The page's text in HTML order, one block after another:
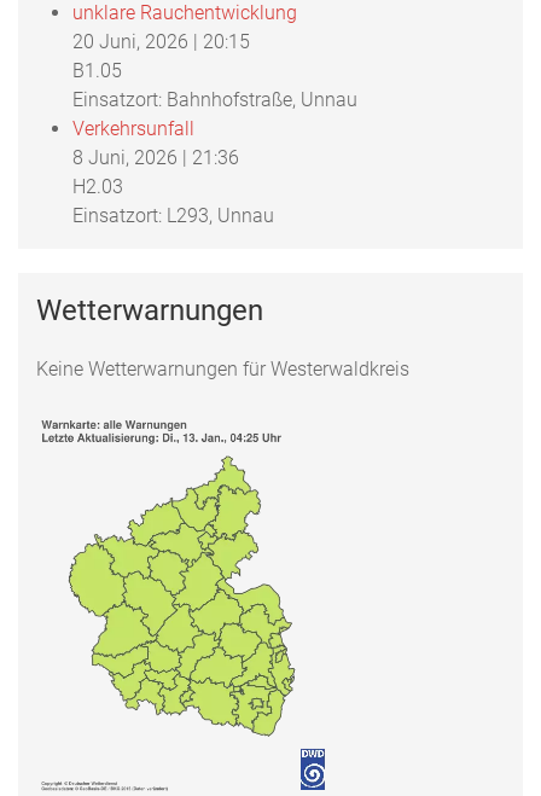
unklare Rauchentwicklung
20 Juni, 2026 | 20:15
B1.05
Einsatzort: Bahnhofstraße, Unnau
Verkehrsunfall
8 Juni, 2026 | 21:36
H2.03
Einsatzort: L293, Unnau
Wetterwarnungen
Keine Wetterwarnungen für Westerwaldkreis